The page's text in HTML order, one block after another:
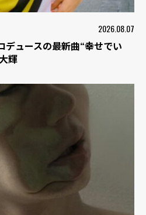
2026.08.07
デュースの最新曲“幸せでい
輝